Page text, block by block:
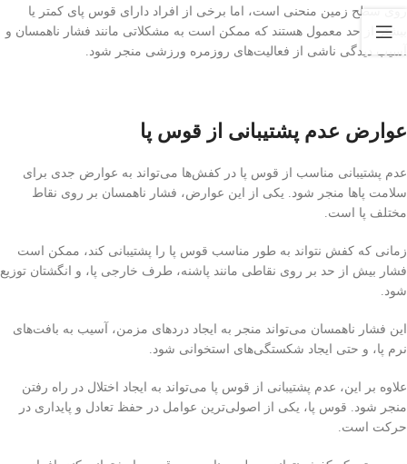
روی سطح زمین منحنی است، اما برخی از افراد دارای قوس پای کمتر یا
بیشتر از حد معمول هستند که ممکن است به مشکلاتی مانند فشار ناهمسان و
آسیب دیدگی ناشی از فعالیت‌های روزمره ورزشی منجر شود.
عوارض عدم پشتیبانی از قوس پا
عدم پشتیبانی مناسب از قوس پا در کفش‌ها می‌تواند به عوارض جدی برای
سلامت پاها منجر شود. یکی از این عوارض، فشار ناهمسان بر روی نقاط
مختلف پا است.
زمانی که کفش نتواند به طور مناسب قوس پا را پشتیبانی کند، ممکن است
فشار بیش از حد بر روی نقاطی مانند پاشنه، طرف خارجی پا، و انگشتان توزیع
شود.
این فشار ناهمسان می‌تواند منجر به ایجاد دردهای مزمن، آسیب به بافت‌های
نرم پا، و حتی ایجاد شکستگی‌های استخوانی شود.
علاوه بر این، عدم پشتیبانی از قوس پا می‌تواند به ایجاد اختلال در راه رفتن
منجر شود. قوس پا، یکی از اصولی‌ترین عوامل در حفظ تعادل و پایداری در
حرکت است.